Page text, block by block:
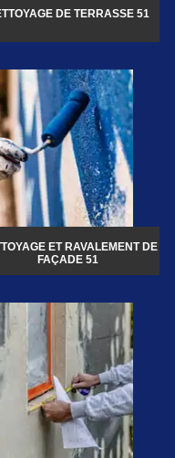
DE TERRASSE 51
ET RAVALEMENT DE
FAÇADE 51